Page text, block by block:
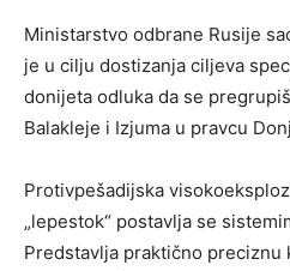
Ministarstvo odbrane Rusije
je u cilju dostizanja ciljeva
donijeta odluka da se
Balakleje i Izjuma u pravcu
Protivpešadijska
„lepestok“ postavlja se
Predstavlja praktično preciznu